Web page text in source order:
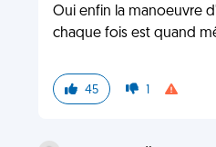
Oui enfin la manoeuvre
chaque fois est quand
45 1